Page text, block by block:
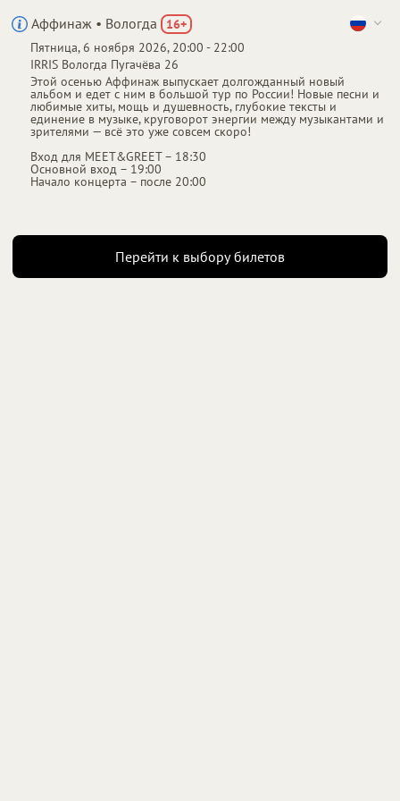
Аффинаж • Вологда 16+
Пятница, 6 ноября 2026, 20:00 - 22:00
IRRIS Вологда Пугачёва 26
Этой осенью Аффинаж выпускает долгожданный новый
альбом и едет с ним в большой тур по России! Новые песни и
любимые хиты, мощь и душевность, глубокие тексты и
единение в музыке, круговорот энергии между музыкантами и
зрителями — всё это уже совсем скоро!
Вход для MEET&GREET – 18:30
Основной вход – 19:00
Начало концерта – после 20:00
Перейти к выбору билетов
От 1 800 ₽ до 4 000 ₽